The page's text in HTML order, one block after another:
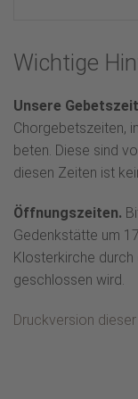
Wichtige
Unsere
Chorgebetszeiten,
beten. Diese sind
diesen Zeiten ist
Öffnungszeiten.
Gedenkstätte um
Klosterkirche
geschlossen wird.
Druckversion